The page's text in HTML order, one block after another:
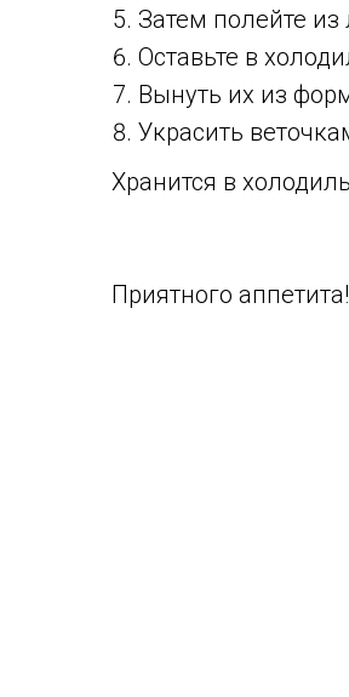
Затем полейте
Оставьте в
Вынуть их из
Украсить
Хранится в
Приятного аппетита!